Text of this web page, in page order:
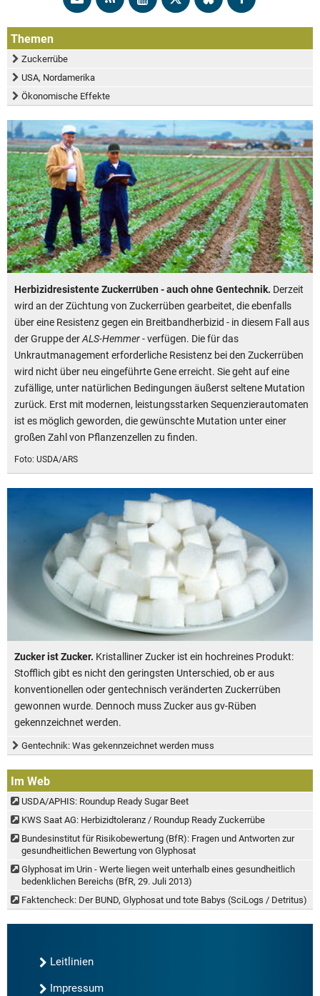
Themen
Zuckerrübe
USA, Nordamerika
Ökonomische Effekte
Herbizidresistente Zuckerrüben - auch ohne Gentechnik. Derzeit
wird an der Züchtung von Zuckerrüben gearbeitet, die ebenfalls
über eine Resistenz gegen ein Breitbandherbizid - in diesem Fall aus
der Gruppe derALS-Hemmer- verfügen. Die für das
Unkrautmanagement erforderliche Resistenz bei den Zuckerrüben
wird nicht über neu eingeführte Gene erreicht. Sie geht auf eine
zufällige, unter natürlichen Bedingungen äußerst seltene Mutation
zurück. Erst mit modernen, leistungsstarken Sequenzierautomaten
ist es möglich geworden, die gewünschte Mutation unter einer
großen Zahl von Pflanzenzellen zu finden.
Foto: USDA/ARS
Zucker ist Zucker. Kristalliner Zucker ist ein hochreines Produkt:
Stofflich gibt es nicht den geringsten Unterschied, ob er aus
konventionellen oder gentechnisch veränderten Zuckerrüben
gewonnen wurde. Dennoch muss Zucker aus gv-Rüben
gekennzeichnet werden.
Gentechnik: Was gekennzeichnet werden muss
Im Web
USDA/APHIS: Roundup Ready Sugar Beet
KWS Saat AG: Herbizidtoleranz / Roundup Ready Zuckerrübe
Bundesinstitut für Risikobewertung (BfR): Fragen und Antworten zur
gesundheitlichen Bewertung von Glyphosat
Glyphosat im Urin - Werte liegen weit unterhalb eines gesundheitlich
bedenklichen Bereichs (BfR, 29. Juli 2013)
Faktencheck: Der BUND, Glyphosat und tote Babys (SciLogs / Detritus)
Leitlinien
Impressum